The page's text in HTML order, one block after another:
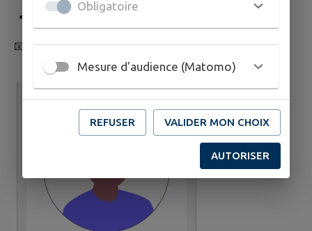
Déléguée suppléante au
📧 animation.culture@mauvezin32.fr
Obligatoire
Mesure d'audience (Matomo)
REFUSER VALIDER MON CHOIX
AUTORISER